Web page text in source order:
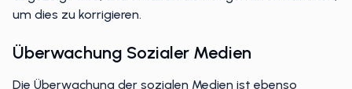
angezeigt wird, und erhalten die nötigen Informationen,
um dies zu korrigieren.
Überwachung Sozialer Medien